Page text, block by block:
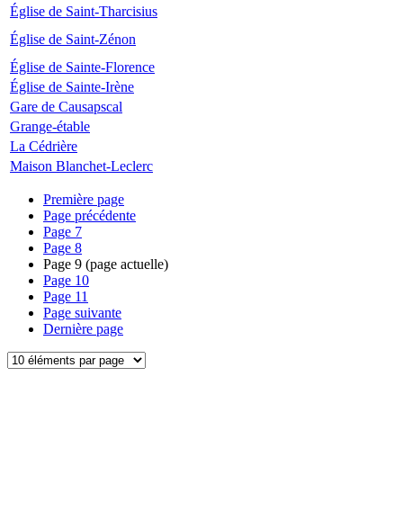
Église de Saint-Tharcisius
Église de Saint-Zénon
Église de Sainte-Florence
Église de Sainte-Irène
Gare de Causapscal
Grange-étable
La Cédrière
Maison Blanchet-Leclerc
Première page
Page précédente
Page 7
Page 8
Page 9 (page actuelle)
Page 10
Page 11
Page suivante
Dernière page